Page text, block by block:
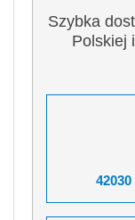
Szybka
Polskiej
42030